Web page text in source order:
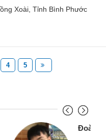
Xoài, Tỉnh Bình Phước
4 5